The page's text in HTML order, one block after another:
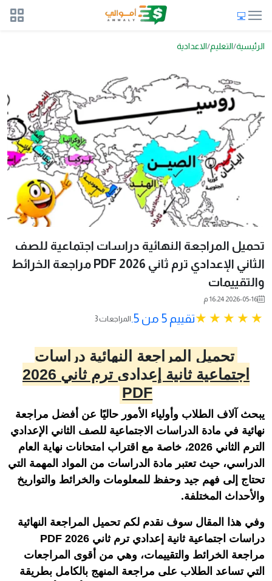
الرئيسية التعليم الاعدادية
تحميل المراجعة النهائية دراسات اجتماعية للصف
الثاني الإعدادي ترم ثاني 2026 PDF مراجعة الخرائط
والتقييمات
2026-05-16 16:24 م
تقييم 5 من 5. 3 المراجعات
تحميل المراجعة النهائية دراسات
اجتماعية ثانية إعدادي ترم ثاني 2026
PDF
يبحث آلاف الطلاب وأولياء الأمور حاليًا عن أفضل مراجعة
نهائية في مادة الدراسات الاجتماعية للصف الثاني الإعدادي
الترم الثاني 2026، خاصة مع اقتراب امتحانات نهاية العام
الدراسي، حيث تعتبر مادة الدراسات من المواد المهمة التي
تحتاج إلى فهم جيد وحفظ للمعلومات والخرائط والتواريخ
والأحداث المختلفة.
وفي هذا المقال سوف نقدم لكم تحميل المراجعة النهائية
دراسات اجتماعية ثانية إعدادي ترم ثاني 2026 PDF
مراجعة الخرائط والتقييمات، وهي من أقوى المراجعات
التي تساعد الطلاب على مراجعة المنهج بالكامل بطريقة